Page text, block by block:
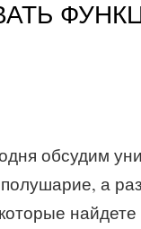
обсудим
а